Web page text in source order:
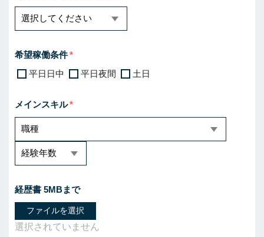
希望稼働条件
平日日中
平日夜間 土日
メインスキル
経歴書 5MBまで
ファイルを選択